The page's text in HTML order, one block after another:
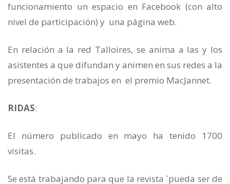
funcionamiento un espacio en Facebook (con alto
nivel de participación) y una página web.
En relación a la red Talloires, se anima a las y los
asistentes a que difundan y animen en sus redes a la
presentación de trabajos en el premio MacJannet.
RIDAS:
El número publicado en mayo ha tenido 1700
visitas.
Se está trabajando para que la revista `pueda ser de